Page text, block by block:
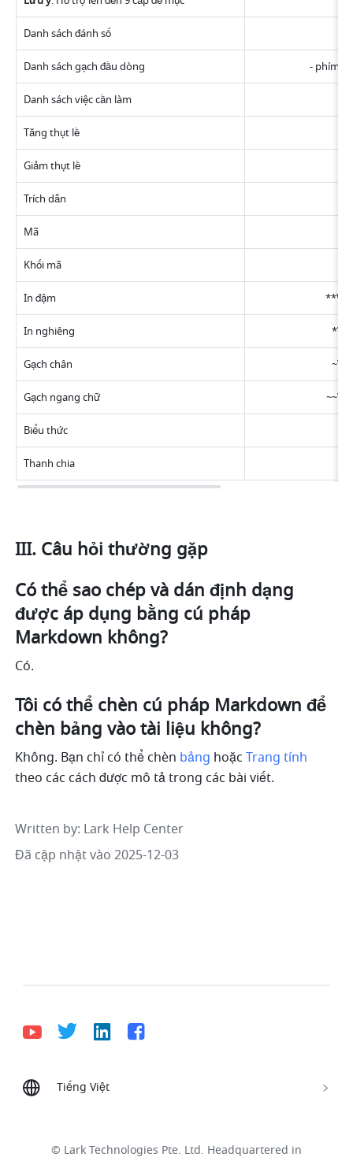
Danh sách đánh số
Danh sách gạch đầu dòng - phím
Danh sách việc cần làm
Tăng thụt lề
Giảm thụt lề
Trích dẫn
Mã
Khối mã
In đậm
In nghiêng
Gạch chân
Gạch ngang chữ
Biểu thức
Thanh chia
III. Câu hỏi thường gặp
Có thể sao chép và dán định dạng
được áp dụng bằng cú pháp
Markdown không?
Có.
Tôi có thể chèn cú pháp Markdown để
chèn bảng vào tài liệu không?
Không. Bạn chỉ có thể chèn bảng hoặc Trang tính
theo các cách được mô tả trong các bài viết.
Written by: Lark Help Center
Đã cập nhật vào 2025-12-03
Tiếng Việt
© Lark Technologies Pte. Ltd. Headquartered in